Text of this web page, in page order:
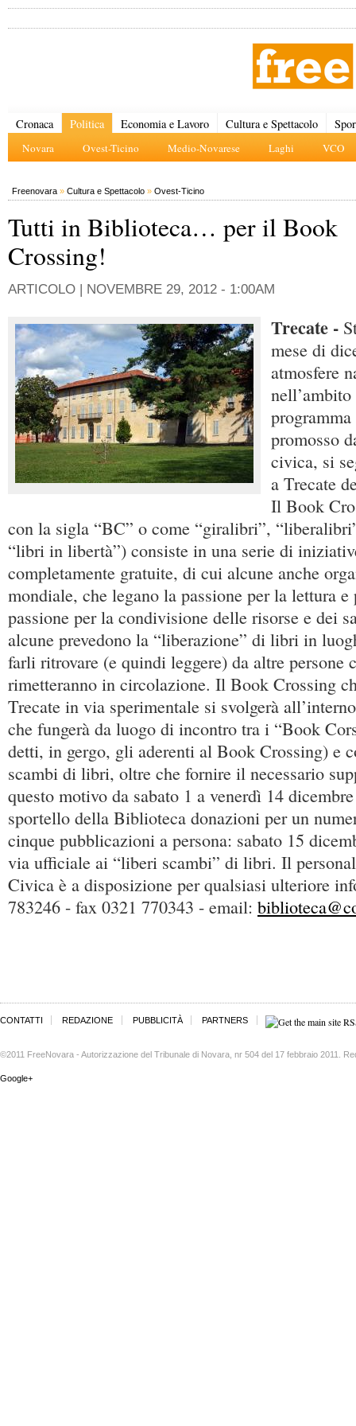
Cronaca Politica
Novara Ovest-Ticino Medio-Novarese Laghi VCO
Economia e Lavoro Cultura e Spettacolo
Freenovara » Cultura e Spettacolo » Ovest-Ticino
Tutti in Biblioteca… per il Book
Crossing!
ARTICOLO | NOVEMBRE 29, 2012 - 1:00AM
Trecate -
mese di
atmosfere
promosso
civica, si
a Trecate
Il Book
con la sigla “BC” o come “giralibri”,
“libri in libertà”) consiste in una serie di
completamente gratuite, di cui alcune anche
mondiale, che legano la passione per la lettura
passione per la condivisione delle risorse e dei
alcune prevedono la “liberazione” di libri in
farli ritrovare (e quindi leggere) da altre persone
rimetteranno in circolazione. Il Book Crossing
Trecate in via sperimentale si svolgerà
che fungerà da luogo di incontro tra i “Book
detti, in gergo, gli aderenti al Book Crossing) e
scambi di libri, oltre che fornire il necessario
questo motivo da sabato 1 a venerdì 14
sportello della Biblioteca donazioni per un
cinque pubblicazioni a persona: sabato 15
via ufficiale ai “liberi scambi” di libri. Il
Civica è a disposizione per qualsiasi ulteriore
783246 - fax 0321 770343 - email:
CONTATTI REDAZIONE PUBBLICITÀ PARTNERS
©2011 FreeNovara - Autorizzazione del Tribunale di Novara, nr 504 del 17 febbraio 2011.
Google+